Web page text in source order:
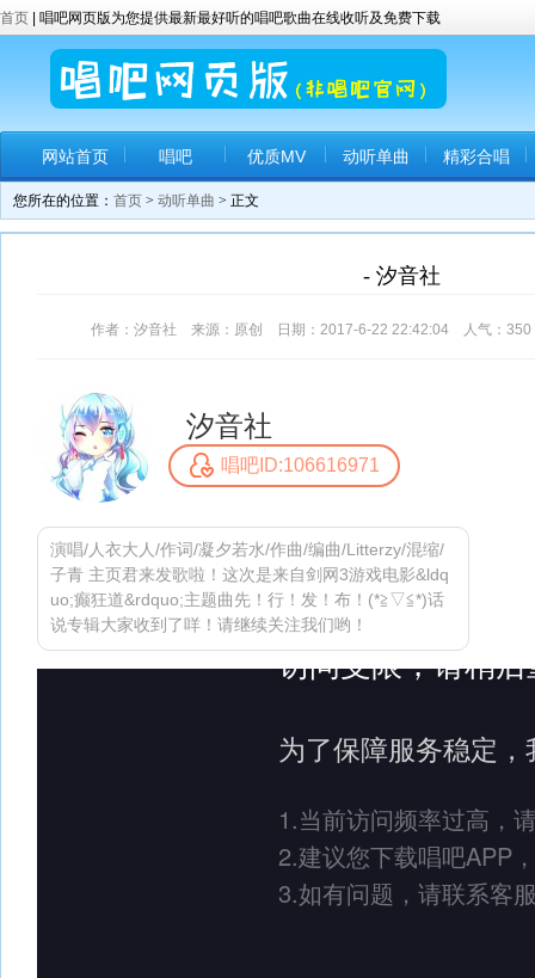
首页 | 唱吧网页版为您提供最新最好听的唱吧歌曲在线收听及免费下载
网站首页 唱吧 优质MV 动听单曲 精彩合唱
您所在的位置： 首页 > 动听单曲 > 正文
- 汐音社
作者：汐音社 来源：原创 日期：2017-6-22 22:42:04 人气： 350
汐音社
唱吧ID:106616971
演唱/人衣大人/作词/凝夕若水/作曲/编曲/Litterzy/混缩/
子青 主页君来发歌啦！这次是来自剑网3游戏电影&ldq
uo;癫狂道&rdquo;主题曲先！行！发！布！(*≧▽≦*)话
说专辑大家收到了咩！请继续关注我们哟！